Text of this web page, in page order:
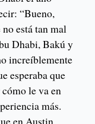
“Bueno,
está tan mal
Dhabi, Bakú y
increíblemente
esperaba que
le va en
más.